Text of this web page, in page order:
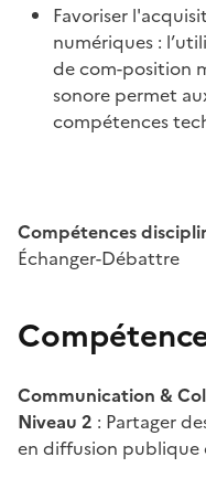
Favoriser
numériques :
de com-position
sonore permet
compétences
Compétences
Échanger-Débattre
Communication &
Niveau 2 : Partager
en diffusion publique